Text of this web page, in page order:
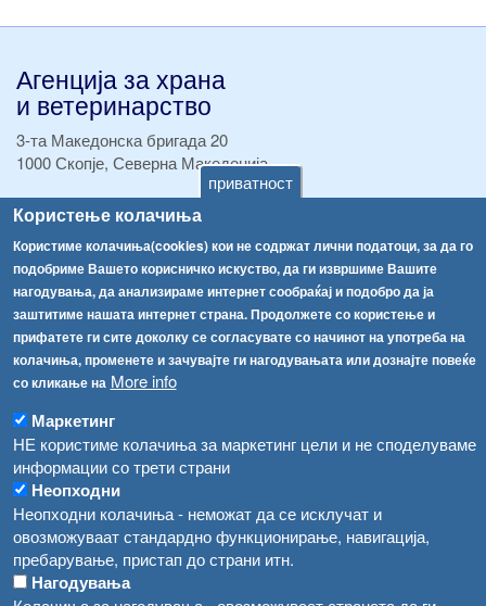
приватност
Користење колачиња
Користиме колачиња(cookies) кои не содржат лични податоци, за да го
подобриме Вашето корисничко искуство, да ги извршиме Вашите
нагодувања, да анализираме интернет сообраќај и подобро да ја
заштитиме нашата интернет страна. Продолжете со користење и
прифатете ги сите доколку се согласувате со начинот на употреба на
колачиња, променете и зачувајте ги нагодувањата или дознајте повеќе
со кликање на More info
Маркетинг
НЕ користиме колачиња за маркетинг цели и не споделуваме
информации со трети страни
Неопходни
Неопходни колачиња - неможат да се исклучат и
овозможуваат стандардно функционирање, навигација,
пребарување, пристап до страни итн.
Нагодувања
Агенција за храна
и ветеринарство
3-та Македонска бригада 20
1000 Скопје, Северна Македонија
ТЕЛ:+389 2 2457 895
ТЕЛ:
Факс:+389 2 2457 893
Факс:+389 2 2457 871
info@fva.gov.mk
[АХВ-претходна страна]
Соопштенија
Високите температури ризик од труење со храна, опасни се и за животните
Водата во Гостивар може да се користи како техничка, продолжува испораката на флаширана вода
Во Гостивар спроведени 70 вонредни контроли
Забраната за водата во Гостивар останува на сила, операторите да користат само технички безбедна вода
Навигација
Регистри
Обрасци
Забрани
Огласи